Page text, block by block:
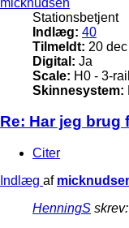
Stationsbetjent
Indlæg: 40
Tilmeldt: 20
Digital: Ja
Scale: H0 - 3-rail
Skinnesystem:
Re: Har jeg brug
Citer
Indlæg af
HenningS skrev: